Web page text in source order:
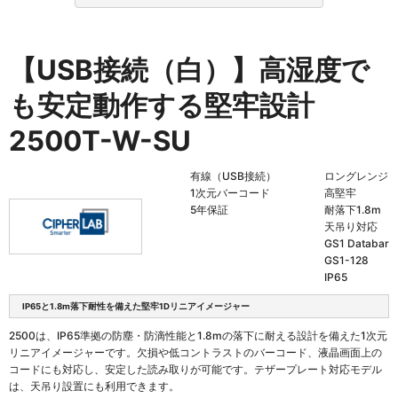
【USB接続（白）】高湿度で
も安定動作する堅牢設計
2500T-W-SU
有線（USB接続）
1次元バーコード
5年保証
ロングレンジ
高堅牢
耐落下1.8m
天吊り対応
GS1 Databar
GS1-128
IP65
IP65と1.8m落下耐性を備えた堅牢1Dリニアイメージャー
2500は、IP65準拠の防塵・防滴性能と1.8mの落下に耐える設計を備えた1次元
リニアイメージャーです。欠損や低コントラストのバーコード、液晶画面上の
コードにも対応し、安定した読み取りが可能です。テザープレート対応モデル
は、天吊り設置にも利用できます。